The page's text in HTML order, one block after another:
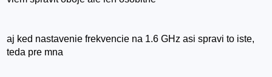
aj ked nastavenie frekvencie na 1.6 GHz asi spravi to iste,
teda pre mna